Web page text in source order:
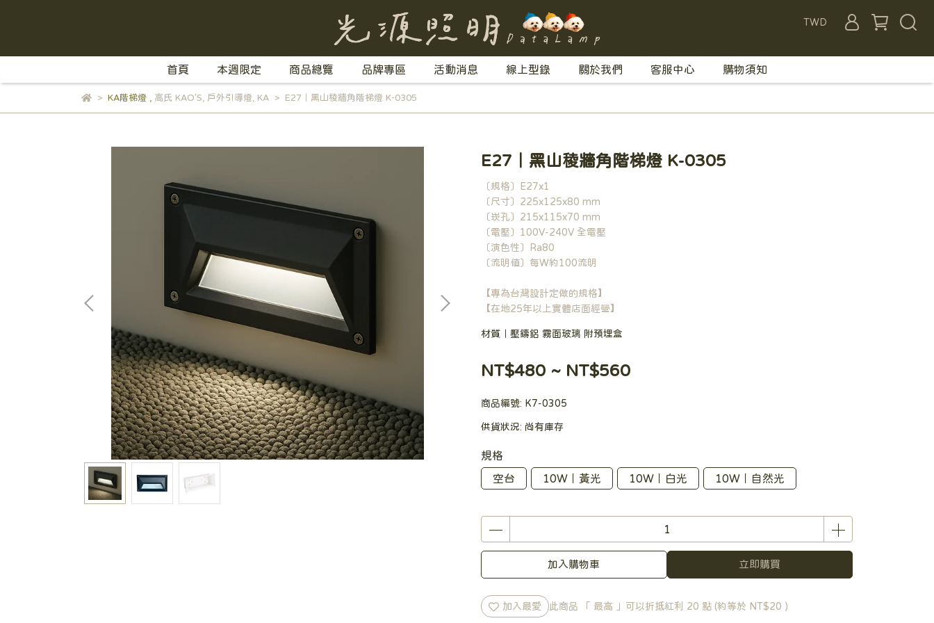
TWD
首頁 本週限定 商品總覽 品牌專區 活動消息 線上型錄 關於我們 客服中心 購物須知
KA階梯燈, 高氏 KAO'S 戶外引導燈 KA E27｜黑山稜牆角階梯燈 K-0305
E27｜黑山稜牆角階梯燈 K-0305
〔規格〕E27x1
〔尺寸〕225x125x80 mm
〔崁孔〕215x115x70 mm
〔電壓〕100V-240V 全電壓
〔演色性〕Ra80
〔流明值〕每W約100流明
【專為台灣設計定做的規格】
【在地25年以上實體店面經營】
材質｜壓鑄鋁 霧面玻璃 附預埋盒
NT$480 ~ NT$560
商品編號: K7-0305
供貨狀況: 尚有庫存
規格
空台
10W｜黃光 10W｜白光 10W｜自然光
加入購物車 立即購買
加入最愛 此商品 「 最高 」可以折抵紅利 20 點 (約等於 NT$20 )